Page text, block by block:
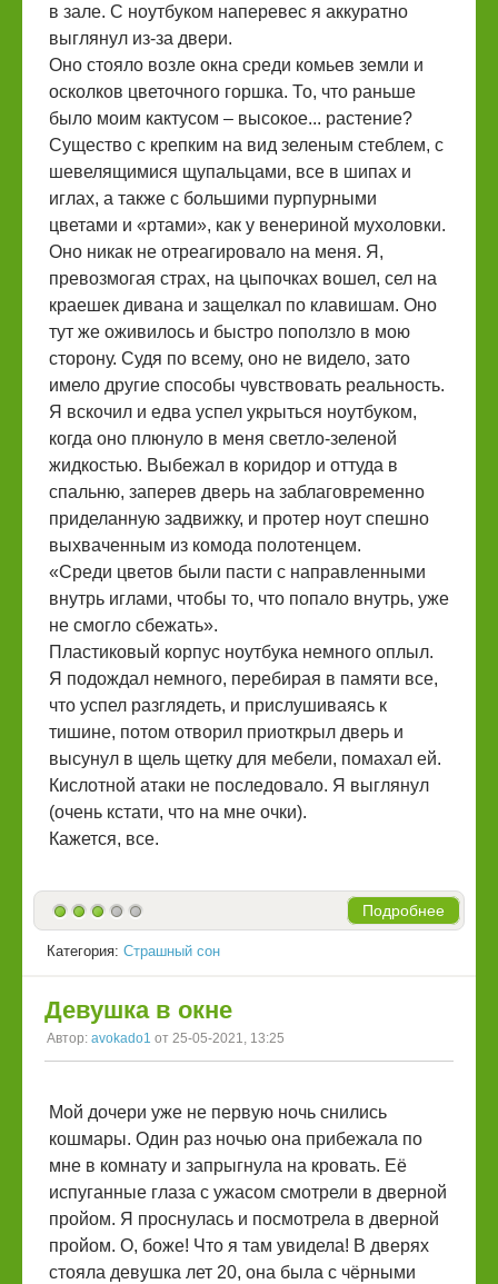
в зале. С ноутбуком наперевес я аккуратно
выглянул из-за двери.
Оно стояло возле окна среди комьев земли и
осколков цветочного горшка. То, что раньше
было моим кактусом – высокое... растение?
Существо с крепким на вид зеленым стеблем, с
шевелящимися щупальцами, все в шипах и
иглах, а также с большими пурпурными
цветами и «ртами», как у венериной мухоловки.
Оно никак не отреагировало на меня. Я,
превозмогая страх, на цыпочках вошел, сел на
краешек дивана и защелкал по клавишам. Оно
тут же оживилось и быстро поползло в мою
сторону. Судя по всему, оно не видело, зато
имело другие способы чувствовать реальность.
Я вскочил и едва успел укрыться ноутбуком,
когда оно плюнуло в меня светло-зеленой
жидкостью. Выбежал в коридор и оттуда в
спальню, заперев дверь на заблаговременно
приделанную задвижку, и протер ноут спешно
выхваченным из комода полотенцем.
«Среди цветов были пасти с направленными
внутрь иглами, чтобы то, что попало внутрь, уже
не смогло сбежать».
Пластиковый корпус ноутбука немного оплыл.
Я подождал немного, перебирая в памяти все,
что успел разглядеть, и прислушиваясь к
тишине, потом отворил приоткрыл дверь и
высунул в щель щетку для мебели, помахал ей.
Кислотной атаки не последовало. Я выглянул
(очень кстати, что на мне очки).
Кажется, все.
Подробнее
Категория: Страшный сон
Девушка в окне
Автор: avokado1 от 25-05-2021, 13:25
Мой дочери уже не первую ночь снились
кошмары. Один раз ночью она прибежала по
мне в комнату и запрыгнула на кровать. Её
испуганные глаза с ужасом смотрели в дверной
пройом. Я проснулась и посмотрела в дверной
пройом. О, боже! Что я там увидела! В дверях
стояла девушка лет 20, она была с чёрными